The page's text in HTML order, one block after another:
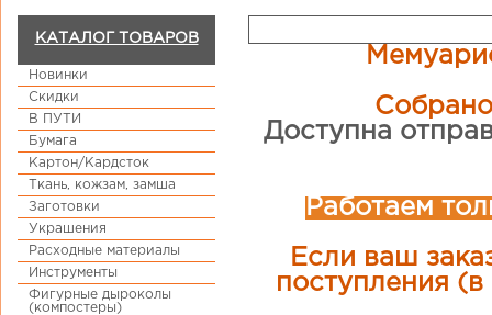
КАТАЛОГ ТОВАРОВ
Новинки
Скидки
В ПУТИ
Бумага
Картон/Кардсток
Ткань, кожзам, замша
Заготовки
Украшения
Расходные материалы
Инструменты
Фигурные дыроколы
(компостеры)
Доступна
Работаем
Если ваш
поступления (в